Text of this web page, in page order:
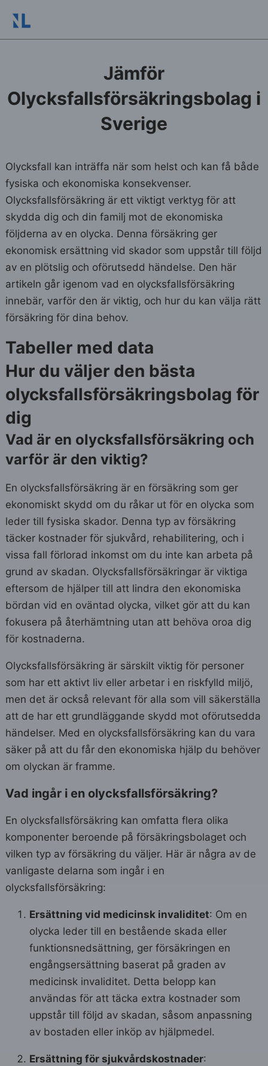
Jämför
Olycksfallsförsäkringsbolag i
Sverige
Olycksfall kan inträffa när som helst och kan få både
fysiska och ekonomiska konsekvenser.
Olycksfallsförsäkring är ett viktigt verktyg för att
skydda dig och din familj mot de ekonomiska
följderna av en olycka. Denna försäkring ger
ekonomisk ersättning vid skador som uppstår till följd
av en plötslig och oförutsedd händelse. Den här
artikeln går igenom vad en olycksfallsförsäkring
innebär, varför den är viktig, och hur du kan välja rätt
försäkring för dina behov.
Tabeller med data
Hur du väljer den bästa
olycksfallsförsäkringsbolag för
dig
Vad är en olycksfallsförsäkring och
varför är den viktig?
En olycksfallsförsäkring är en försäkring som ger
ekonomiskt skydd om du råkar ut för en olycka som
leder till fysiska skador. Denna typ av försäkring
täcker kostnader för sjukvård, rehabilitering, och i
vissa fall förlorad inkomst om du inte kan arbeta på
grund av skadan. Olycksfallsförsäkringar är viktiga
eftersom de hjälper till att lindra den ekonomiska
bördan vid en oväntad olycka, vilket gör att du kan
fokusera på återhämtning utan att behöva oroa dig
för kostnaderna.
Olycksfallsförsäkring är särskilt viktig för personer
som har ett aktivt liv eller arbetar i en riskfylld miljö,
men det är också relevant för alla som vill säkerställa
att de har ett grundläggande skydd mot oförutsedda
händelser. Med en olycksfallsförsäkring kan du vara
säker på att du får den ekonomiska hjälp du behöver
om olyckan är framme.
Vad ingår i en olycksfallsförsäkring?
En olycksfallsförsäkring kan omfatta flera olika
komponenter beroende på försäkringsbolaget och
vilken typ av försäkring du väljer. Här är några av de
vanligaste delarna som ingår i en
olycksfallsförsäkring:
Ersättning vid medicinsk invaliditet: Om en
olycka leder till en bestående skada eller
funktionsnedsättning, ger försäkringen en
engångsersättning baserat på graden av
medicinsk invaliditet. Detta belopp kan
användas för att täcka extra kostnader som
uppstår till följd av skadan, såsom anpassning
av bostaden eller inköp av hjälpmedel.
Ersättning för sjukvårdskostnader: